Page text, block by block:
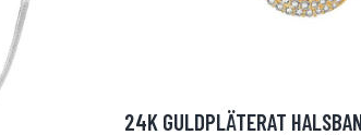
24K GULDPLÄTERAT